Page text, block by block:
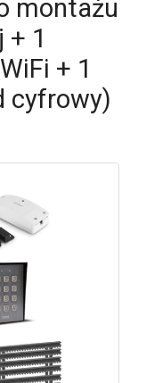
montażu
1
+ 1
cyfrowy)